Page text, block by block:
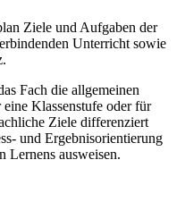
Ziele und Aufgaben der
Unterricht sowie
Fach die allgemeinen
Klassenstufe oder für
Ziele differenziert
und Ergebnisorientierung
Lernens ausweisen.